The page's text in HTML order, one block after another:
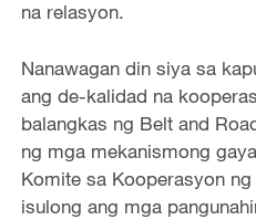
na relasyon.
Nanawagan din siya sa
ang de-kalidad na
balangkas ng Belt and
ng mga mekanismong
Komite sa Kooperasyon
isulong ang mga